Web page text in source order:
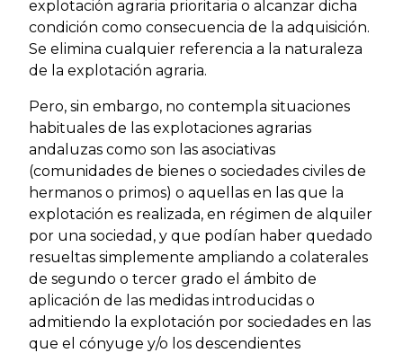
explotación agraria prioritaria o alcanzar dicha
condición como consecuencia de la adquisición.
Se elimina cualquier referencia a la naturaleza
de la explotación agraria.
Pero, sin embargo, no contempla situaciones
habituales de las explotaciones agrarias
andaluzas como son las asociativas
(comunidades de bienes o sociedades civiles de
hermanos o primos) o aquellas en las que la
explotación es realizada, en régimen de alquiler
por una sociedad, y que podían haber quedado
resueltas simplemente ampliando a colaterales
de segundo o tercer grado el ámbito de
aplicación de las medidas introducidas o
admitiendo la explotación por sociedades en las
que el cónyuge y/o los descendientes